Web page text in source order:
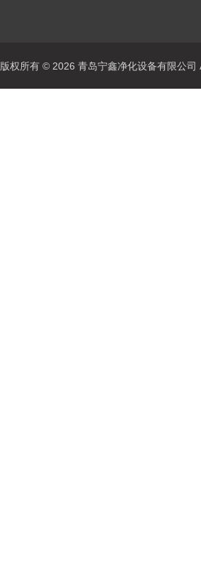
版权所有 © 2026 青岛宁鑫净化设备有限